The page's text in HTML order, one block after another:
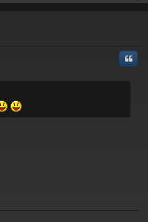
rri
Citar